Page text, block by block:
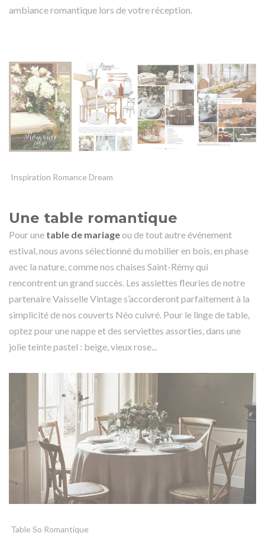
ambiance romantique lors de votre réception.
Inspiration Romance Dream
Une table romantique
Pour une table de mariageou de tout autre événement
estival, nous avons sélectionné du mobilier en bois, en phase
avec la nature, comme nos chaises Saint-Rémyqui
rencontrent un grand succès. Les assiettes fleuries de notre
partenaireVaisselle Vintages’accorderont parfaitement à la
simplicité de nos couverts Néo cuivré . Pour le linge de table,
optez pour une nappe et des serviettes assorties, dans une
jolie teinte pastel : beige, vieux rose...
Table So Romantique